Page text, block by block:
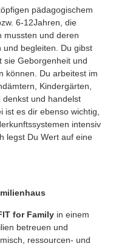
pädagogischem
6-12Jahren, die
mussten und deren
und begleiten. Du gibst
sie Geborgenheit und
können. Du arbeitest im
Kindergärten,
und handelst
ist es dir ebenso wichtig,
intensiv
legst Du Wert auf eine
for Familyin einem
betreuen und
ressourcen- und